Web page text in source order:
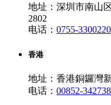
地址：深圳市南山
2802
电话： 0755-
香港
地址：香港銅鑼灣
电话： 00852-